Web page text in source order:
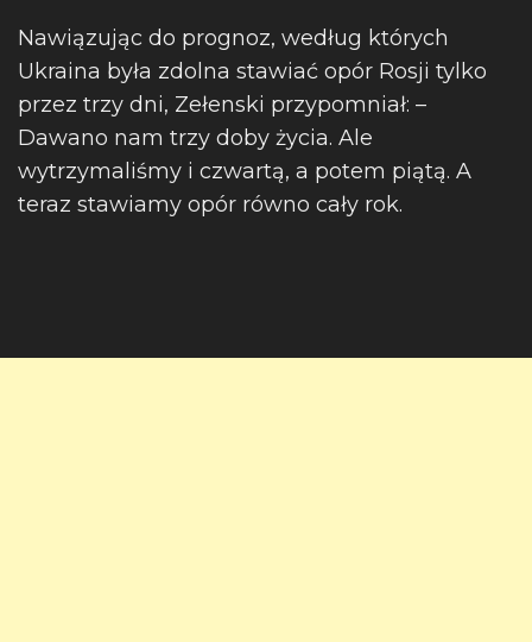
Nawiązując do prognoz, według których
Ukraina była zdolna stawiać opór Rosji tylko
przez trzy dni, Zełenski przypomniał: –
Dawano nam trzy doby życia. Ale
wytrzymaliśmy i czwartą, a potem piątą. A
teraz stawiamy opór równo cały rok.